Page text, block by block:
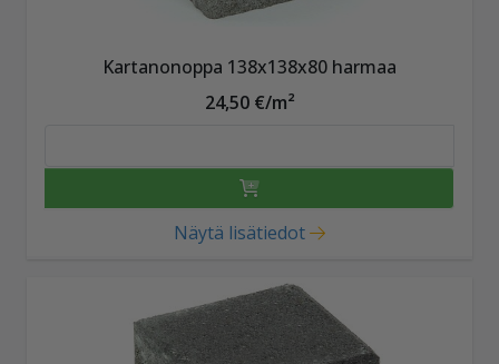
Kartanonoppa 138x138x80 harmaa
24,50 €/m²
Näytä lisätiedot